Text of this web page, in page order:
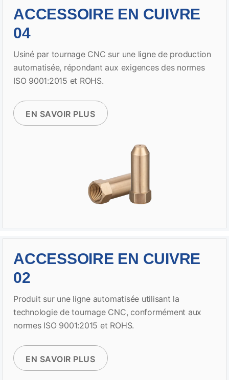
ACCESSOIRE EN CUIVRE
04
Usiné par tournage CNC sur une ligne de production
automatisée, répondant aux exigences des normes
ISO 9001:2015 et ROHS.
EN SAVOIR PLUS
ACCESSOIRE EN CUIVRE
02
Produit sur une ligne automatisée utilisant la
technologie de tournage CNC, conformément aux
normes ISO 9001:2015 et ROHS.
EN SAVOIR PLUS